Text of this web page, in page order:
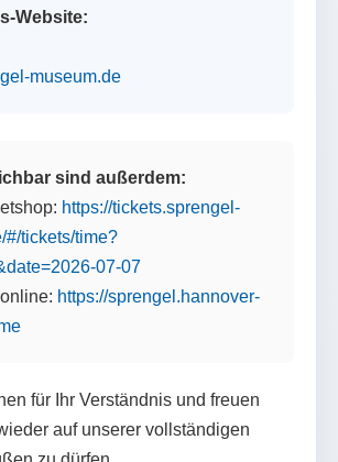
Website:
museum.de
sind außerdem:
https://tickets.sprengel-
#/tickets/time?
07-07
https://sprengel.hannover-
für Ihr Verständnis und freuen
auf unserer vollständigen